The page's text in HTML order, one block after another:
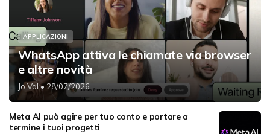
APPLICAZIONI
WhatsApp attiva le chiamate via browser
e altre novità
Jo Val• 28/07/2026
Meta AI può agire per tuo conto e portare a
termine i tuoi progetti